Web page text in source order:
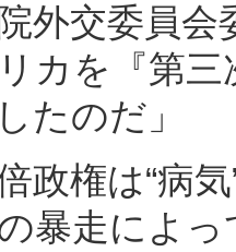
外交委員
カを『第
たのだ」
政権は“病
暴走によ